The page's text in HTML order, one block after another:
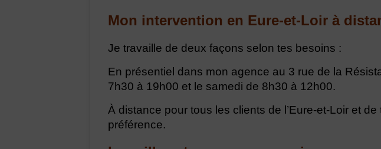
Mon intervention en Eure-et-Loir à
Je travaille de deux façons selon tes besoins :
En présentiel dans mon agence au 3 rue de la
7h30 à 19h00 et le samedi de 8h30 à 12h00.
À distance pour tous les clients de l’Eure-et-Loir et
préférence.